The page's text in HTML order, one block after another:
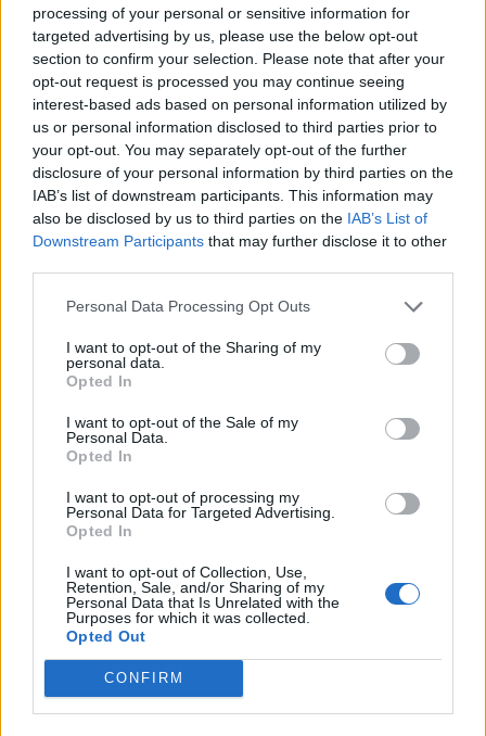
processing of your personal or sensitive information for
targeted advertising by us, please use the below opt-out
section to confirm your selection. Please note that after your
opt-out request is processed you may continue seeing
interest-based ads based on personal information utilized by
us or personal information disclosed to third parties prior to
your opt-out. You may separately opt-out of the further
disclosure of your personal information by third parties on the
IAB’s list of downstream participants. This information may
also be disclosed by us to third parties on the IAB’s List of
Downstream Participants that may further disclose it to other
Personal Data Processing Opt Outs
I want to opt-out of the Sharing of my
personal data.
Opted In
I want to opt-out of the Sale of my
Personal Data.
Opted In
I want to opt-out of processing my
Personal Data for Targeted Advertising.
Opted In
I want to opt-out of Collection, Use,
Retention, Sale, and/or Sharing of my
Personal Data that Is Unrelated with the
Purposes for which it was collected.
Opted Out
CONFIRM
Hasznos
Impresszum
Szerzői jogok
Adatvédelmi tájékoztató
Cookie-kezelési tájékoztató
Hozzászólási szabályzat
Nyomtatott lapjaink archívuma
Székely Hírmondó archívuma
Sütibeállítások
Médiatér
Liget
Krónika
Bihari Napló
Erdélyi Napló
Főtér